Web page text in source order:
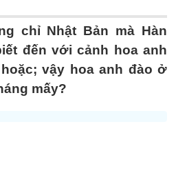
chỉ Nhật Bản mà Hàn
đến với cảnh hoa anh
vậy hoa anh đào ở
mấy?